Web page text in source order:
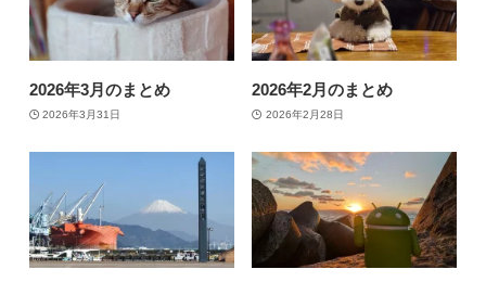
2026年3月のまとめ
2026年3月31日
2026年2月のまとめ
2026年2月28日